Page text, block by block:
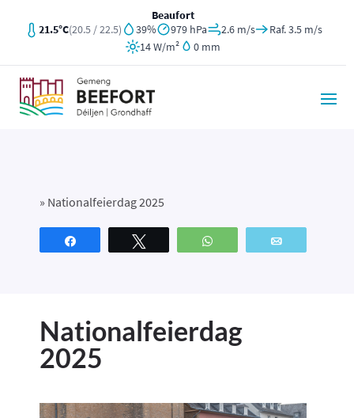
Beaufort
21.5°C(20.5 / 22.5) 39% 979 hPa 2.6 m/s
Raf. 3.5 m/s
14 W/m²
0 mm
» Nationalfeierdag 2025
WhatsApp
Nationalfeierdag
2025